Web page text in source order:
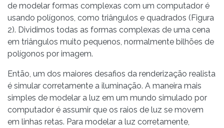
de modelar formas complexas com um computador é
usando polígonos, como triângulos e quadrados (Figura
2). Dividimos todas as formas complexas de uma cena
em triângulos muito pequenos, normalmente bilhões de
polígonos por imagem.
Então, um dos maiores desafios da renderização realista
é simular corretamente a iluminação. A maneira mais
simples de modelar a luz em um mundo simulado por
computador é assumir que os raios de luz se movem
em linhas retas. Para modelar a luz corretamente,